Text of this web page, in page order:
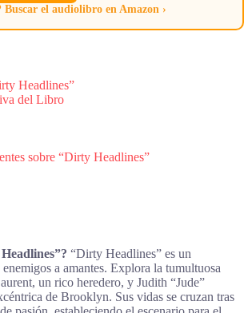
Buscar el audiolibro en Amazon ›
Headlines”
del Libro
sobre “Dirty Headlines”
“Dirty Headlines” es un
a amantes. Explora la tumultuosa
un rico heredero, y Judith “Jude”
de Brooklyn. Sus vidas se cruzan tras